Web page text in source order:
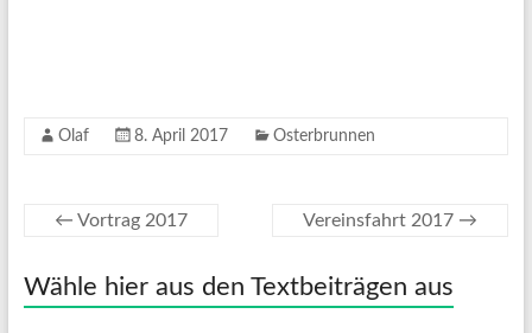
Olaf 8. April 2017 Osterbrunnen
← Vortrag 2017 Vereinsfahrt 2017 →
Wähle hier aus den Textbeiträgen aus